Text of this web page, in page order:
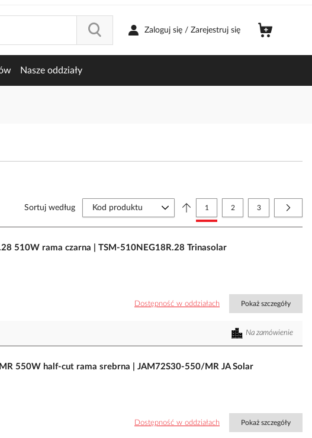
Zaloguj się / Zarejestruj się
Nasze oddziały
Strona
Aktualnie czytasz stronę
1 Strona
2 Strona
3
Sortuj według
510W rama czarna | TSM-510NEG18R.28 Trinasolar
Dostępność w oddziałach Pokaż szczegóły
Na zamówienie
550W half-cut rama srebrna | JAM72S30-550/MR JA Solar
Dostępność w oddziałach Pokaż szczegóły